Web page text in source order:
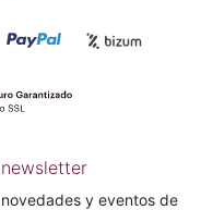
y eventos de